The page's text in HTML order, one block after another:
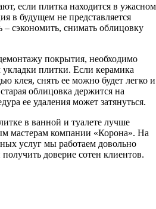
если плитка находится в ужасном
в будущем не представляется
сэкономить, снимать облицовку
покрытия, необходимо
плитки. Если керамика
клея, снять ее можно будет легко и
облицовка держится на
ее удаления может затянуться.
в ванной и туалете лучше
мастерам компании «Корона». На
услуг мы работаем довольно
доверие сотен клиентов.